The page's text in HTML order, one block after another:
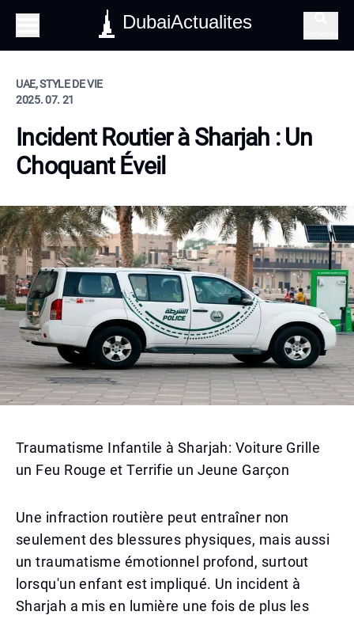
DubaiActualites
UAE, STYLE DE VIE
2025. 07. 21
Incident Routier à Sharjah : Un
Choquant Éveil
Traumatisme Infantile à Sharjah: Voiture Grille
un Feu Rouge et Terrifie un Jeune Garçon
Une infraction routière peut entraîner non
seulement des blessures physiques, mais aussi
un traumatisme émotionnel profond, surtout
lorsqu'un enfant est impliqué. Un incident à
Sharjah a mis en lumière une fois de plus les